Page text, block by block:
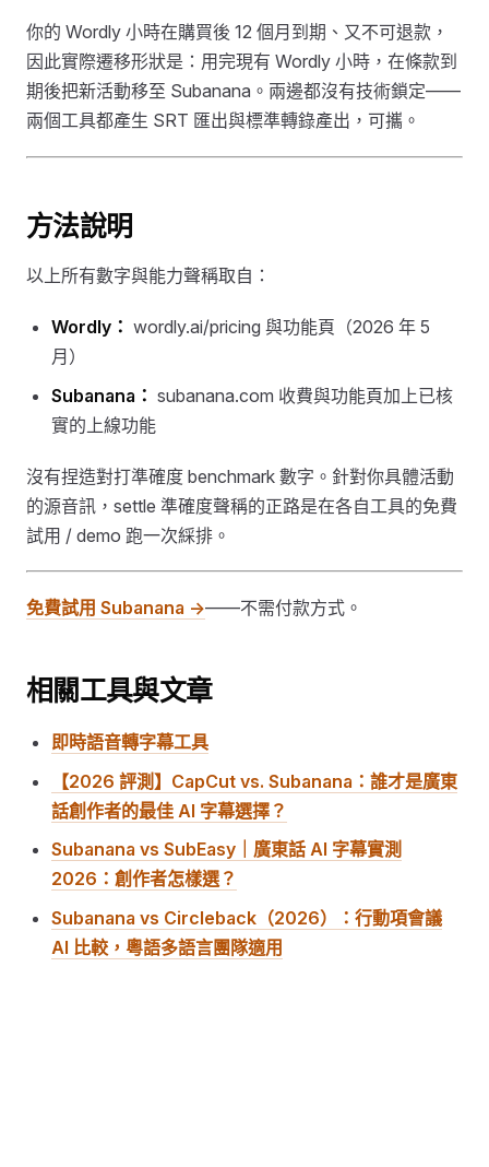
你的 Wordly 小時在購買後 12 個月到期、又不可退款，
因此實際遷移形狀是：用完現有 Wordly 小時，在條款到
期後把新活動移至 Subanana。兩邊都沒有技術鎖定——
兩個工具都產生 SRT 匯出與標準轉錄產出，可攜。
方法說明
以上所有數字與能力聲稱取自：
Wordly： wordly.ai/pricing 與功能頁（2026 年 5
月）
Subanana： subanana.com 收費與功能頁加上已核
實的上線功能
沒有捏造對打準確度 benchmark 數字。針對你具體活動
的源音訊，settle 準確度聲稱的正路是在各自工具的免費
試用 / demo 跑一次綵排。
免費試用 Subanana →——不需付款方式。
相關工具與文章
即時語音轉字幕工具
【2026 評測】CapCut vs. Subanana：誰才是廣東
話創作者的最佳 AI 字幕選擇？
Subanana vs SubEasy｜廣東話 AI 字幕實測
2026：創作者怎樣選？
Subanana vs Circleback（2026）：行動項會議
AI 比較，粵語多語言團隊適用